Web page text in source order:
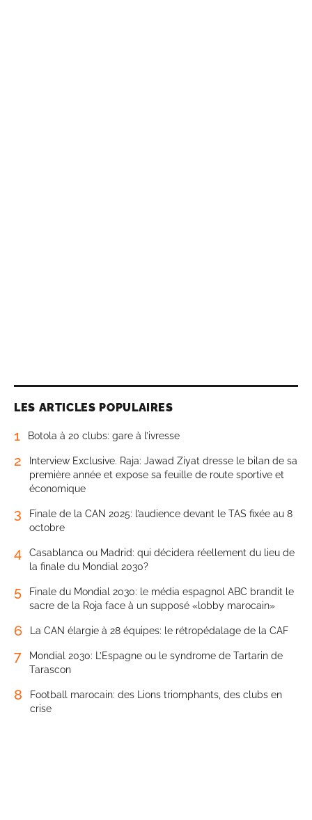
LES ARTICLES POPULAIRES
1 Botola à 20 clubs: gare à l’ivresse
2
Interview Exclusive. Raja: Jawad Ziyat dresse le bilan de sa
première année et expose sa feuille de route sportive et
économique
3
Finale de la CAN 2025: l’audience devant le TAS fixée au 8
octobre
4
Casablanca ou Madrid: qui décidera réellement du lieu de
la finale du Mondial 2030?
5
Finale du Mondial 2030: le média espagnol ABC brandit le
sacre de la Roja face à un supposé «lobby marocain»
6 La CAN élargie à 28 équipes: le rétropédalage de la CAF
7
Mondial 2030: L’Espagne ou le syndrome de Tartarin de
Tarascon
8
Football marocain: des Lions triomphants, des clubs en
crise